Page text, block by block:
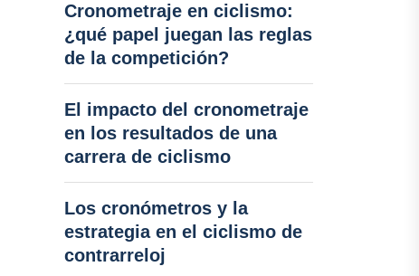
Cronometraje en ciclismo:
¿qué papel juegan las reglas
de la competición?
El impacto del cronometraje
en los resultados de una
carrera de ciclismo
Los cronómetros y la
estrategia en el ciclismo de
contrarreloj